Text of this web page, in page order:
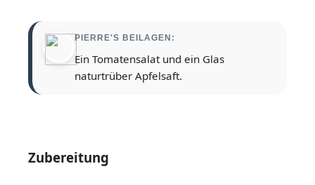
PIERRE'S BEILAGEN:
Ein Tomatensalat und ein Glas
naturtrüber Apfelsaft.
Zubereitung